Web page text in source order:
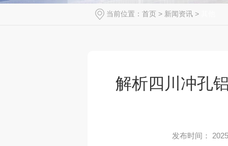
当前位置： 首页 > 新闻资讯 >
解析四川冲孔
发布时间：